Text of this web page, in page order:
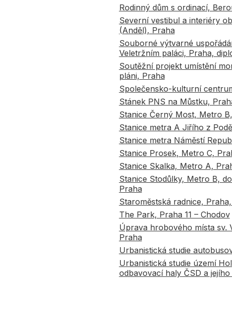
Rodinný dům s ordinací,
Severní vestibul a interiéry
(Anděl), Praha
Souborné výtvarné
Veletržním paláci, Praha,
Soutěžní projekt umístění
pláni, Praha
Společensko-kulturní
Stánek PNS na Můstku,
Stanice Černý Most, Metro
Stanice metra A Jiřího z
Stanice metra Náměstí
Stanice Prosek, Metro C,
Stanice Skalka, Metro A,
Stanice Stodůlky, Metro B,
Praha
Staroměstská radnice,
The Park, Praha 11 – Chodov
Úprava hrobového místa sv.
Praha
Urbanistická studie
Urbanistická studie území
odbavovací haly ČSD a